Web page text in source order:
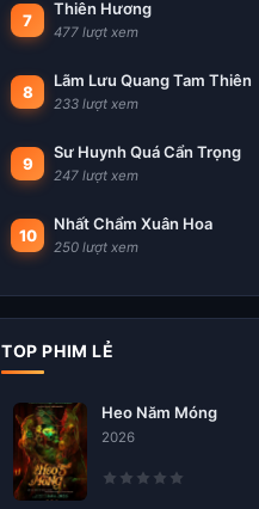
7
Thiên Hương
477 lượt xem
8
Lãm Lưu Quang Tam Thiên
233 lượt xem
9
Sư Huynh Quá Cẩn Trọng
247 lượt xem
10
Nhất Chẩm Xuân Hoa
250 lượt xem
TOP PHIM LẺ
Heo Năm Móng
2026